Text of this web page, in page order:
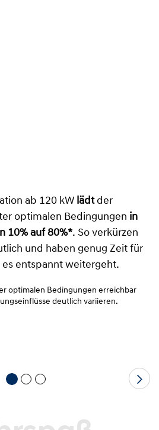
ab 120 kW lädt der
optimalen Bedingungen in
10% auf 80%*. So verkürzen
und haben genug Zeit für
entspannt weitergeht.
optimalen Bedingungen erreichbar
deutlich variieren.